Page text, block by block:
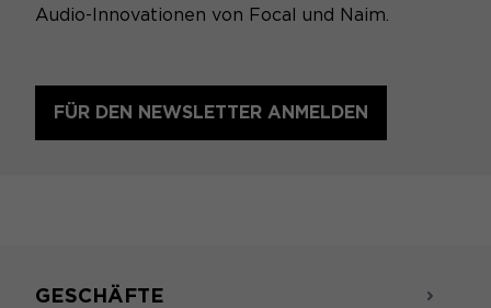
Audio-Innovationen von Focal und Naim.
FÜR DEN NEWSLETTER ANMELDEN
GESCHÄFTE